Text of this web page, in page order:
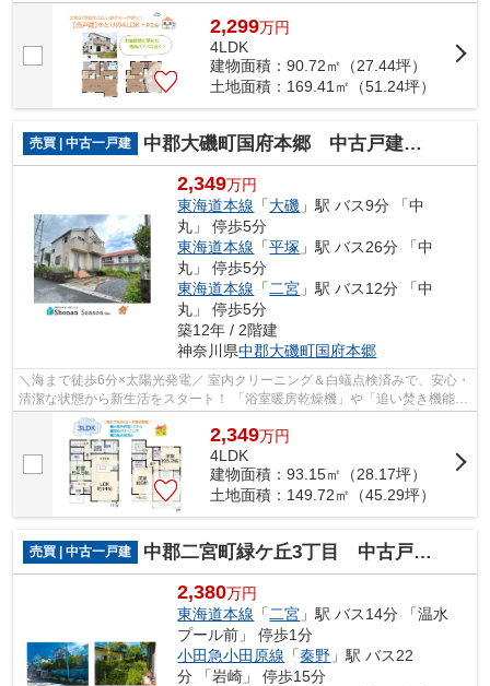
ライフステージの変化に柔軟に対応で...
2,299万円
4LDK
建物面積：90.72㎡（27.44坪）
土地面積：169.41㎡（51.24坪）
売買 | 中古一戸建 中郡大磯町国府本郷 中古戸建 45.29坪
2,349万円
東海道本線 「大磯 」駅 バス9分 「中
丸」 停歩5分
東海道本線 「平塚 」駅 バス26分 「中
丸」 停歩5分
東海道本線 「 二宮 」駅 バス12分 「中
丸」 停歩5分
築12年 / 2階建
神奈川県中郡大磯町国府本郷
＼海まで徒歩6分×太陽光発電／ 室内クリーニング＆白蟻点検済みで、安心・
清潔な状態から新生活をスタート！ 「浴室暖房乾燥機」や「追い焚き機能」
など設備も充実◎ 海を感じる快適エ...
2,349万円
4LDK
建物面積：93.15㎡（28.17坪）
土地面積：149.72㎡（45.29坪）
売買 | 中古一戸建 中郡二宮町緑ケ丘3丁目 中古戸建 59.70坪
2,380万円
東海道本線 「 二宮 」駅 バス14分 「温水
プール前」 停歩1分
小田急小田原線 「秦野 」駅 バス22
分 「岩崎」 停歩15分